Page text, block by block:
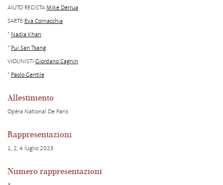
AIUTO REGISTAMike Derrua
SARTE Eva Cornacchia
* Nadia Khan
* Pui San Tsang
VIOLINISTI Giordano Cagnin
* Paolo Gentile
Allestimento
Opéra National De Paris
Rappresentazioni
1, 2, 4 luglio 2023
Numero rappresentazioni